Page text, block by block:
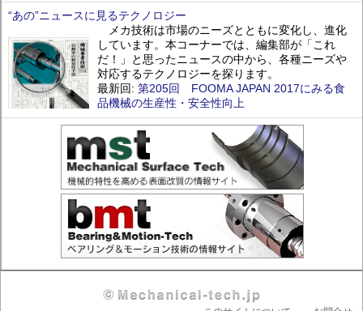
“あの”ニュースに見るテクノロジー
メカ技術は市場のニーズとともに変化し、進化
しています。本コーナーでは、編集部が「これ
だ！」と思ったニュースの中から、各種ニーズや
対応するテクノロジーを探ります。
最新回: 第205回 FOOMA JAPAN 2017にみる食
品機械の生産性・安全性向上